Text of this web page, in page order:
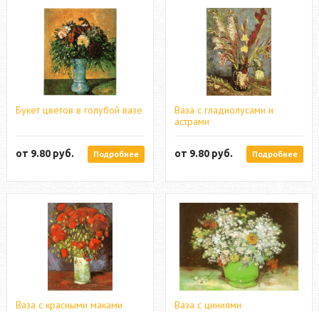
Букет цветов в голубой вазе
от 9.80 руб. Подробнее
Ваза с гладиолусами и
астрами
от 9.80 руб. Подробнее
Ваза с красными маками Ваза с циниями